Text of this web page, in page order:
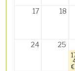
17 18
24 25
€